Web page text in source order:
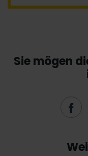
Sie mögen